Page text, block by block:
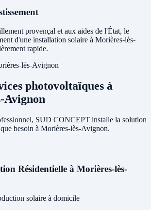
provençal et aux aides de l'État, le
d'une installation solaire à Morières-lès-
rapide.
lès-Avignon
photovoltaïques à
Avignon
SUD CONCEPT installe la solution
besoin à Morières-lès-Avignon.
Résidentielle à Morières-lès-
solaire à domicile